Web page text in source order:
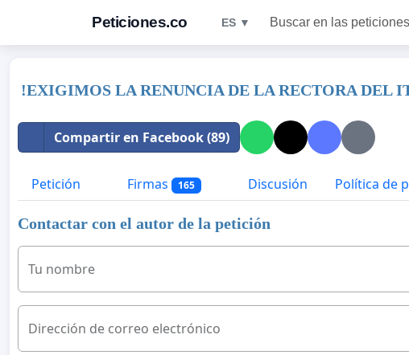
Peticiones.co ES ▼ Buscar en las peticiones
!EXIGIMOS LA RENUNCIA DE LA RECTORA DEL
Compartir en Facebook (89)
Petición Firmas 165 Discusión Política de
Contactar con el autor de la petición
Tu nombre
Dirección de correo electrónico